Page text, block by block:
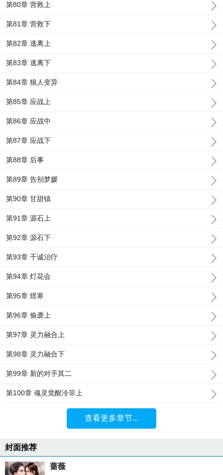
第80章 营救上
第81章 营救下
第82章 逃离上
第83章 逃离下
第84章 狼人变异
第85章 应战上
第86章 应战中
第87章 应战下
第88章 后事
第89章 告别梦媛
第90章 甘甜镇
第91章 源石上
第92章 源石下
第93章 千诚治疗
第94章 灯花会
第95章 煜寒
第96章 偷袭上
第97章 灵力融合上
第98章 灵力融合下
第99章 新的对手其二
第100章 魂灵觉醒泠菲上
查看更多章节...
封面推荐
蔷薇